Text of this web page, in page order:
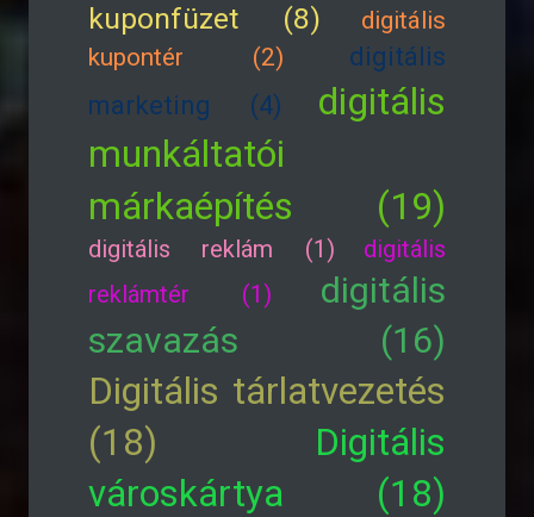
kuponfüzet (8)
digitális
kupontér (2)
digitális
marketing (4)
digitális
munkáltatói
márkaépítés (19)
digitális reklám (1)
digitális
reklámtér (1)
digitális
szavazás (16)
Digitális tárlatvezetés
(18)
Digitális
városkártya (18)